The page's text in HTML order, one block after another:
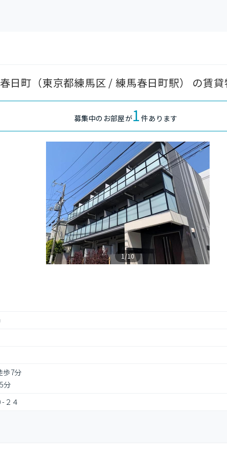
日町（東京都練馬区 / 練馬春日町駅） の賃貸
募集中のお部屋が1 件あります
1/10
歩7分
分
２４